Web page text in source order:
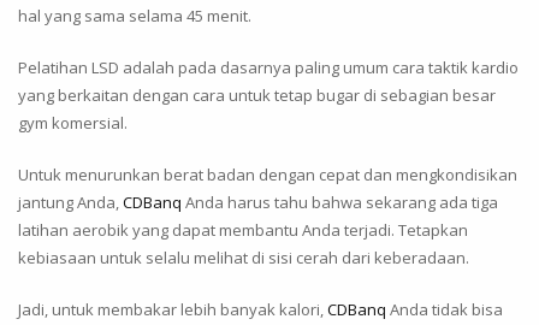
hal yang sama selama 45 menit.
Pelatihan LSD adalah pada dasarnya paling umum cara taktik kardio
yang berkaitan dengan cara untuk tetap bugar di sebagian besar
gym komersial.
Untuk menurunkan berat badan dengan cepat dan mengkondisikan
jantung Anda,CDBanq Anda harus tahu bahwa sekarang ada tiga
latihan aerobik yang dapat membantu Anda terjadi. Tetapkan
kebiasaan untuk selalu melihat di sisi cerah dari keberadaan.
Jadi, untuk membakar lebih banyak kalori,CDBanq Anda tidak bisa